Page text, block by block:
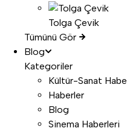
Tolga Çevik
Tümünü Gör
Blog
Kategoriler
Kültür-Sanat
Haberler
Blog
Sinema Haberleri